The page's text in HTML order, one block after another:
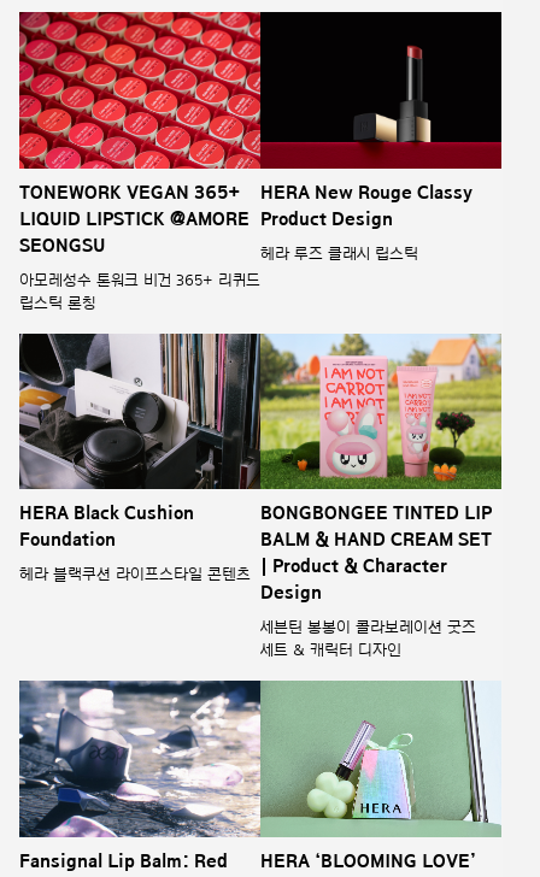
TONEWORK VEGAN 365+
LIQUID LIPSTICK @AMORE
SEONGSU
아모레성수 톤워크 비건 365+ 리퀴드
립스틱 론칭
HERA New Rouge Classy
Product Design
헤라 루즈 클래시 립스틱
HERA Black Cushion
Foundation
헤라 블랙쿠션 라이프스타일 콘텐츠
BONGBONGEE TINTED LIP
BALM & HAND CREAM SET
| Product & Character
Design
세븐틴 봉봉이 콜라보레이션 굿즈
세트 & 캐릭터 디자인
Fansignal Lip Balm: Red
HERA ‘BLOOMING LOVE’